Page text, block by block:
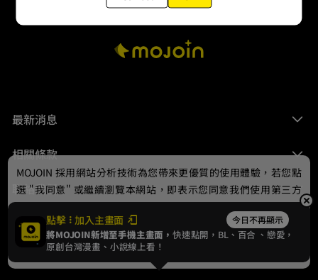
最新消息
相關條款
聯絡我們
© 2024 gamania Digital Entertainment Co., Ltd.
點擊 加入主畫面 今日不再顯示
將MOJOIN新增至手機主畫面，快速點開，BL、 百合 、戀愛，
原創台灣漫畫、小說線上看！
MOJOIN 採用網站分析技術為您帶來更優質的使用體驗，若您點
選 "我同意" 或繼續瀏覽本網站，即表示您同意我們使用第三方
Cookie，欲瞭解更多資訊請見隱私權政策。
我同意